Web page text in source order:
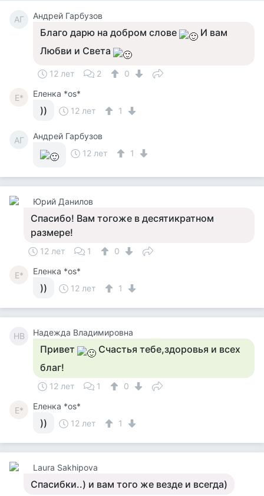
АГ Андрей Гарбузов
Благо дарю на добром слове
И вам
Любви и Света
12 лет 2 0
Е* Еленка *os*
)) 12 лет 1
АГ
Андрей Гарбузов
12 лет
1
Юрий Данилов
Спасибо! Вам тогоже в десятикратном
размере!
12 лет 1 0
Е* Еленка *os*
)) 12 лет 1
НВ Надежда Владимировна
Привет
Счастья тебе,здоровья и всех
благ!
12 лет 1 0
Е* Еленка *os*
)) 12 лет 1
Laura Sakhipova
Спасибки..) и вам того же везде и всегда)